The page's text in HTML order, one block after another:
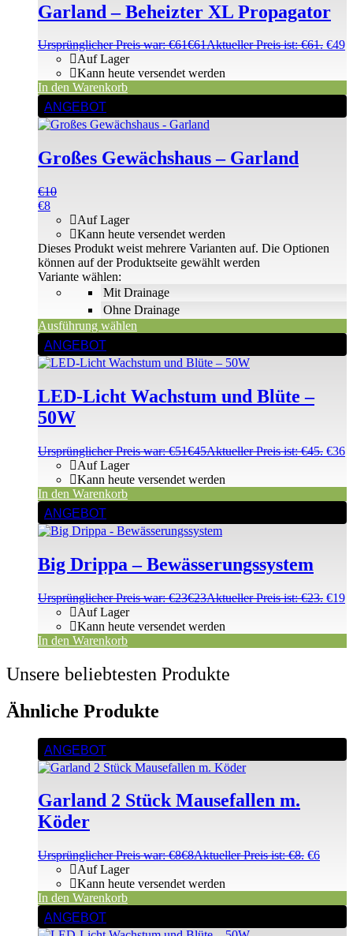
Garland – Beheizter XL Propagator
Ursprünglicher Preis war: €61€61Aktueller Preis ist: €61. €49
Auf Lager
Kann heute versendet werden
In den Warenkorb
ANGEBOT
Großes Gewächshaus – Garland
€10
€8
Mit Drainage
Ohne Drainage
Auf Lager
Kann heute versendet werden
Variante wählen:
Ausführung wählen
Dieses Produkt weist mehrere Varianten auf. Die Optionen
können auf der Produktseite gewählt werden
ANGEBOT
LED-Licht Wachstum und Blüte –
50W
Ursprünglicher Preis war: €51€45Aktueller Preis ist: €45. €36
Auf Lager
Kann heute versendet werden
In den Warenkorb
ANGEBOT
Big Drippa – Bewässerungssystem
Ursprünglicher Preis war: €23€23Aktueller Preis ist: €23. €19
Auf Lager
Kann heute versendet werden
In den Warenkorb
Unsere beliebtesten Produkte
Ähnliche Produkte
ANGEBOT
Garland 2 Stück Mausefallen m.
Köder
Ursprünglicher Preis war: €8€8Aktueller Preis ist: €8. €6
Auf Lager
Kann heute versendet werden
In den Warenkorb
ANGEBOT